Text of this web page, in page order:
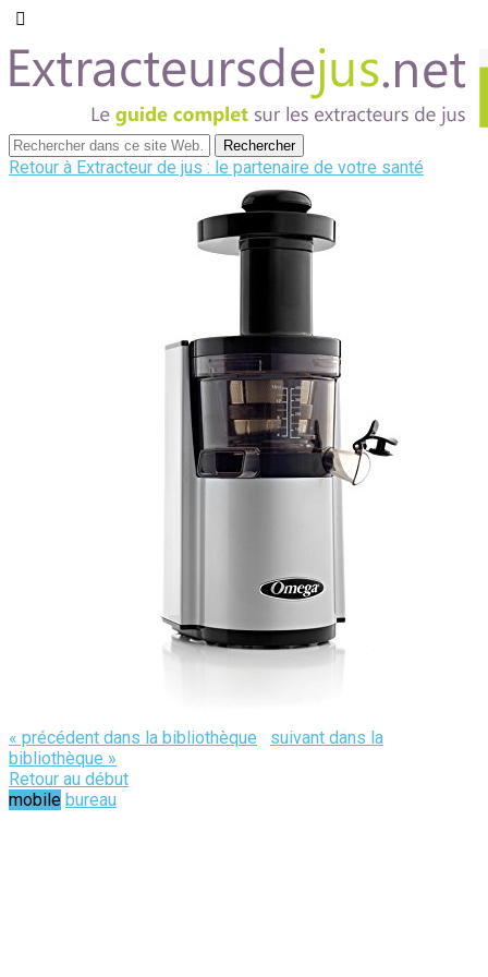
Retour à Extracteur de jus : le partenaire de votre santé
« précédent dans la bibliothèque
suivant dans la
bibliothèque »
Retour au début
mobile bureau